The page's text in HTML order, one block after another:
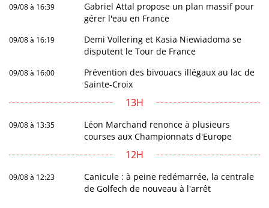
09/08 à 16:39
Gabriel Attal propose un plan massif pour
gérer l'eau en France
09/08 à 16:19
Demi Vollering et Kasia Niewiadoma se
disputent le Tour de France
09/08 à 16:00
Prévention des bivouacs illégaux au lac de
Sainte-Croix
13H
09/08 à 13:35
Léon Marchand renonce à plusieurs
courses aux Championnats d'Europe
12H
09/08 à 12:23
Canicule : à peine redémarrée, la centrale
de Golfech de nouveau à l'arrêt